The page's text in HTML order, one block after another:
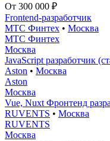
От 300 000 ₽
Frontend-разработчик
МТС Финтех • Москва
МТС Финтех
Москва
JavaScript разработчик
Aston • Москва
Aston
Москва
Vue, Nuxt Фронтенд
RUVENTS • Москва
RUVENTS
Москва